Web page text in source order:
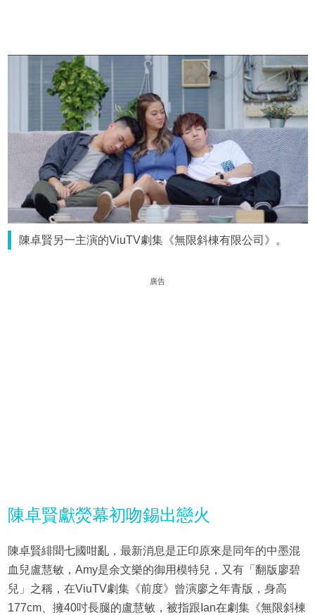
陳卓賢另一主演的ViuTV劇集《無限斜棟有限公司》。
廣告
陳卓賢獻熒幕初吻錫出戀火
陳卓賢緋聞七國咁亂，最新消息是正印原來是同年的中墨混
血兒盧慧敏，Amy是余文樂的御用模特兒，又有「翻版廖碧
兒」之稱，在ViuTV劇集《前度》曾演廖之年青版，身高
177cm、擁40吋長腿的盧慧敏，被指跟Ian在劇集《無限斜棟